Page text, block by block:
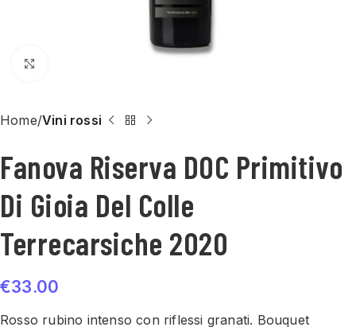
Home Vini rossi
Fanova Riserva DOC Primitivo
Di Gioia Del Colle
Terrecarsiche 2020
€33.00
Rosso rubino intenso con riflessi granati. Bouquet